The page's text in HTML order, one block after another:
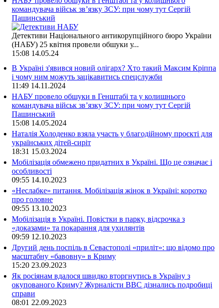
командувача військ зв’язку ЗСУ: при чому тут Сергій
Пашинський
Детективи Національного антикорупційного бюро України
(НАБУ) 25 квітня провели обшуки у...
15:08 14.05.24
В Україні з'явився новий олігарх? Хто такий Максим Кріппа
і чому ним можуть зацікавитись спецслужби
11:49 14.11.2024
НАБУ провело обшуки в Генштабі та у колишнього
командувача військ зв’язку ЗСУ: при чому тут Сергій
Пашинський
15:08 14.05.2024
Наталія Холоденко взяла участь у благодійному проєкті для
українських дітей-сиріт
18:31 15.03.2024
Мобілізація обмежено придатних в Україні. Що це означає і
особливості
09:55 14.10.2023
«Неслабке» питання. Мобілізація жінок в Україні: коротко
про головне
09:55 13.10.2023
Мобілізація в Україні. Повістки в парку, відсрочка з
«доказами» та покарання для ухилянтів
09:59 12.10.2023
Другий день поспіль в Севастополі «приліт»: що відомо про
масштабну «бавовну» в Криму
15:20 23.09.2023
Як росіянам вдалося швидко вторгнутись в Україну з
окупованого Криму? Журналісти ВВС дізнались подробиці
справи
08:01 22.09.2023